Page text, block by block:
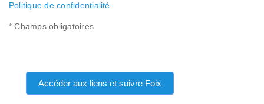
Politique de confidentialité
* Champs obligatoires
Accéder aux liens et suivre Foix